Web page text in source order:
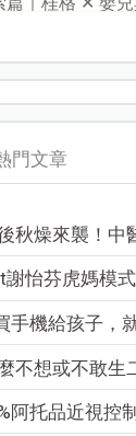
門文章
秋燥來襲！中
謝怡芬虎媽模
手機給孩子，
不想或不敢生
阿托品近視控